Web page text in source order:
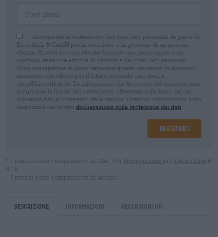
Acconsento al trattamento dei miei dati personali da parte di
Bierothek ® GmbH per la creazione e la gestione di un account
cliente. Questo account cliente fornisce una panoramica e un
controllo delle mie attività di vendita e dei miei dati personali.
Sono consapevole di poter revocare questo consenso in qualsiasi
momento con effetto per il futuro inviando un'e-mail a
shop@bierothek.de. La informiamo che la revoca del consenso non
pregiudica la liceità del trattamento effettuato sulla base del suo
consenso fino al momento della revoca. Ulteriori informazioni sono
disponibili nel nostro dichiarazione sulla protezione dei dati
Registrati
* I prezzi sono comprensivi di IVA. Più Navigazione più Depositare €
0,25
* I prezzi sono comprensivi di accisa
Descrizione Informazioni Recensioni (0)